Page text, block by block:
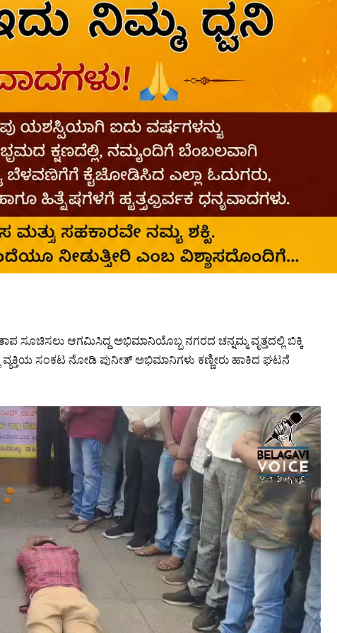
ಸೂಚಿಸಲು ಆಗಮಿಸಿದ್ದ ಅಭಿಮಾನಿಯೊಬ್ಬ ನಗರದ ಚನ್ನಮ್ಮ ವೃತ್ತದಲ್ಲಿ ಬಿಕ್ಕಿ
ಸಂಕಟ ನೋಡಿ ಪುನೀತ್ ಅಭಿಮಾನಿಗಳು ಕಣ್ಣೀರು ಹಾಕಿದ ಘಟನೆ